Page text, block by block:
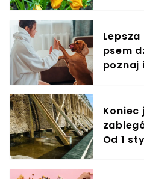
psem
poznaj
Koniec
Od 1